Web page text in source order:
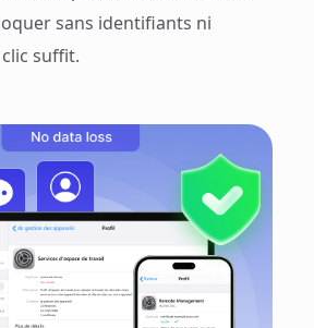
sans identifiants ni
suffit.